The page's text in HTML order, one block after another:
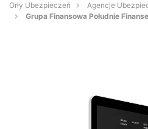
Orły Ubezpieczeń
Agencje
Grupa Finansowa Południe